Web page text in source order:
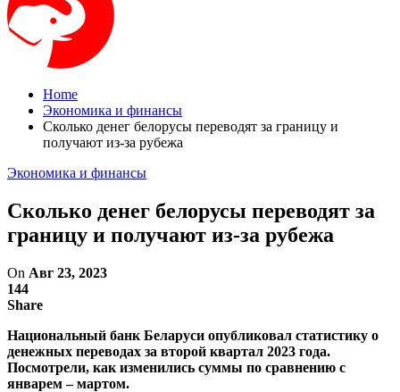
Home
Экономика и финансы
Сколько денег белорусы переводят за границу и
получают из-за рубежа
Экономика и финансы
Сколько денег белорусы переводят за
границу и получают из-за рубежа
On Авг 23, 2023
144
Share
Национальный банк Беларуси опубликовал статистику о
денежных переводах за второй квартал 2023 года.
Посмотрели, как изменились суммы по сравнению с
январем – мартом.